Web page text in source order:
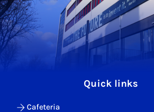
Quick links
Cafeteria